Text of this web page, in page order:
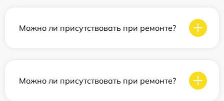
Можно ли присутствовать при ремонте?
Можно ли присутствовать при ремонте?